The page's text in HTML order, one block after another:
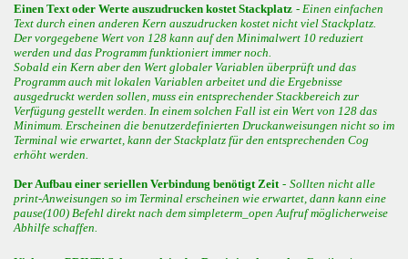
Einen Text oder Werte auszudrucken kostet Stackplatz - Einen einfachen
Text durch einen anderen Kern auszudrucken kostet nicht viel Stackplatz.
Der vorgegebene Wert von 128 kann auf den Minimalwert 10 reduziert
werden und das Programm funktioniert immer noch.
Sobald ein Kern aber den Wert globaler Variablen überprüft und das
Programm auch mit lokalen Variablen arbeitet und die Ergebnisse
ausgedruckt werden sollen, muss ein entsprechender Stackbereich zur
Verfügung gestellt werden. In einem solchen Fall ist ein Wert von 128 das
Minimum. Erscheinen die benutzerdefinierten Druckanweisungen nicht so im
Terminal wie erwartet, kann der Stackplatz für den entsprechenden Cog
erhöht werden.
Der Aufbau einer seriellen Verbindung benötigt Zeit - Sollten nicht alle
print-Anweisungen so im Terminal erscheinen wie erwartet, dann kann eine
pause(100) Befehl direkt nach dem simpleterm_open Aufruf möglicherweise
Abhilfe schaffen.